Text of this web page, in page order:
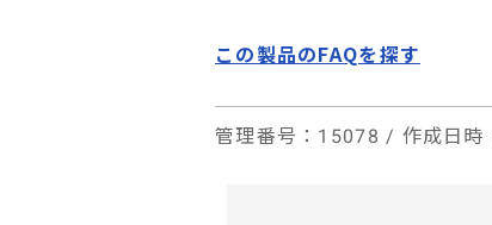
この製品のFAQを探す
管理番号 ：15078 / 作成日時